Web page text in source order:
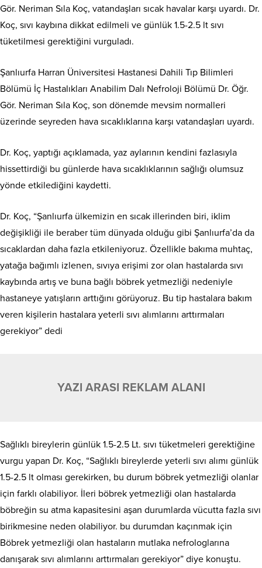
Gör. Neriman Sıla Koç, vatandaşları sıcak havalar karşı uyardı. Dr.
Koç, sıvı kaybına dikkat edilmeli ve günlük 1.5-2.5 lt sıvı
tüketilmesi gerektiğini vurguladı.
Şanlıurfa Harran Üniversitesi Hastanesi Dahili Tıp Bilimleri
Bölümü İç Hastalıkları Anabilim Dalı Nefroloji Bölümü Dr. Öğr.
Gör. Neriman Sıla Koç, son dönemde mevsim normalleri
üzerinde seyreden hava sıcaklıklarına karşı vatandaşları uyardı.
Dr. Koç, yaptığı açıklamada, yaz aylarının kendini fazlasıyla
hissettirdiği bu günlerde hava sıcaklıklarının sağlığı olumsuz
yönde etkilediğini kaydetti.
Dr. Koç, “Şanlıurfa ülkemizin en sıcak illerinden biri, iklim
değişikliği ile beraber tüm dünyada olduğu gibi Şanlıurfa’da da
sıcaklardan daha fazla etkileniyoruz. Özellikle bakıma muhtaç,
yatağa bağımlı izlenen, sıvıya erişimi zor olan hastalarda sıvı
kaybında artış ve buna bağlı böbrek yetmezliği nedeniyle
hastaneye yatışların arttığını görüyoruz. Bu tip hastalara bakım
veren kişilerin hastalara yeterli sıvı alımlarını arttırmaları
gerekiyor” dedi
YAZI ARASI REKLAM ALANI
Sağlıklı bireylerin günlük 1.5-2.5 Lt. sıvı tüketmeleri gerektiğine
vurgu yapan Dr. Koç, “Sağlıklı bireylerde yeterli sıvı alımı günlük
1.5-2.5 lt olması gerekirken, bu durum böbrek yetmezliği olanlar
için farklı olabiliyor. İleri böbrek yetmezliği olan hastalarda
böbreğin su atma kapasitesini aşan durumlarda vücutta fazla sıvı
birikmesine neden olabiliyor. bu durumdan kaçınmak için
Böbrek yetmezliği olan hastaların mutlaka nefrologlarına
danışarak sıvı alımlarını arttırmaları gerekiyor” diye konuştu.